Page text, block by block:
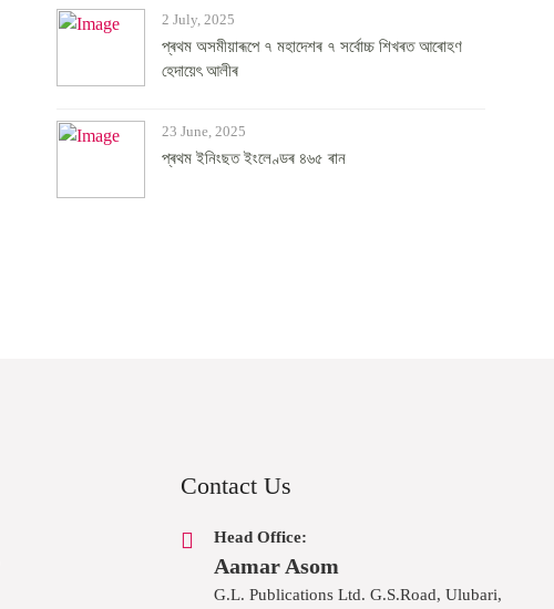
2 July, 2025
প্ৰথম অসমীয়াৰূপে ৭ মহাদেশৰ ৭ সৰ্বোচ্চ শিখৰত আৰোহণ
হেদায়েৎ আলীৰ
23 June, 2025
প্ৰথম ইনিংছত ইংলেণ্ডৰ ৪৬৫ ৰান
Contact Us
Head Office:
Aamar Asom
G.L. Publications Ltd. G.S.Road, Ulubari,